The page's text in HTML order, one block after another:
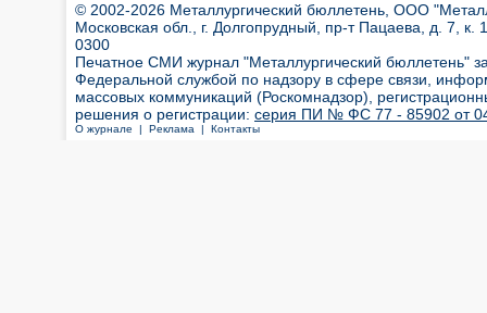
© 2002-2026 Металлургический бюллетень, ООО
Московская обл., г. Долгопрудный, пр-т Пацаева, д. 7,
0300
Печатное СМИ журнал "Металлургический бюллетень"
Федеральной службой по надзору в сфере связи,
массовых коммуникаций (Роскомнадзор),
решения о регистрации: серия ПИ № ФС 77 - 85902 от 04
О журнале | Реклама | Контакты